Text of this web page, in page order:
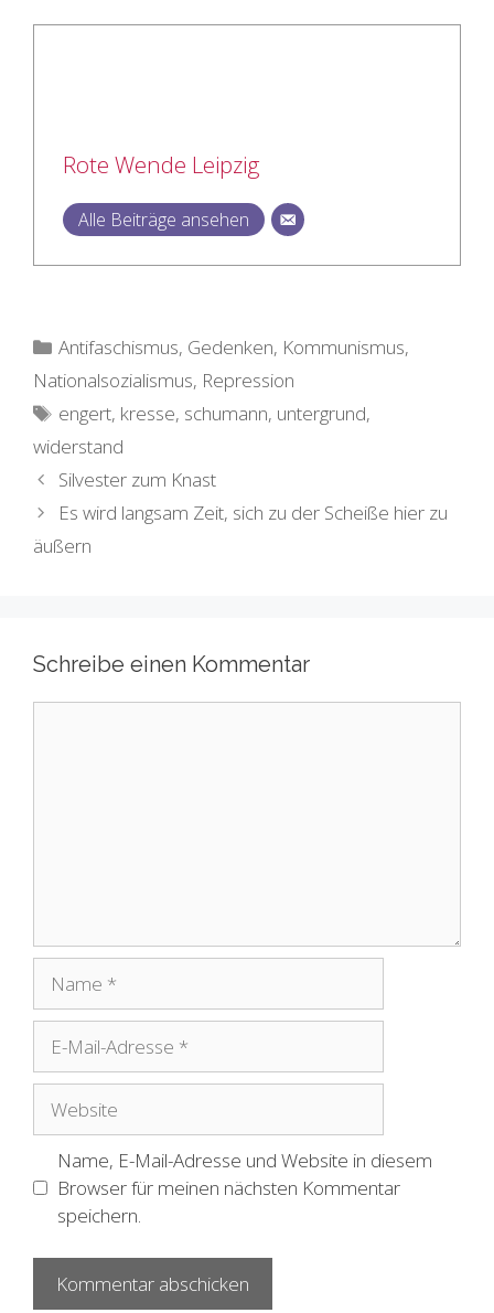
Rote Wende Leipzig
Alle Beiträge ansehen
Kategorien
Antifaschismus, Gedenken, Kommunismus,
Nationalsozialismus, Repression
Schlagwörter
engert, kresse, schumann, untergrund,
widerstand
Silvester zum Knast
Es wird langsam Zeit, sich zu der Scheiße hier zu
äußern
Schreibe einen Kommentar
Mail-
Adresse
Name, E-Mail-Adresse und Website in diesem
Browser für meinen nächsten Kommentar
speichern.